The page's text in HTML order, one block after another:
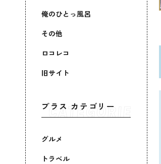
俺のひとっ風呂
その他
ロコレコ
旧サイト
プラス カテゴリー
グルメ
トラベル